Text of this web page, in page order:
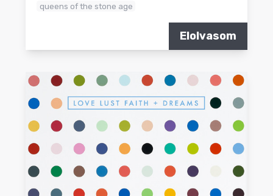
queens of the stone age
Elolvasom